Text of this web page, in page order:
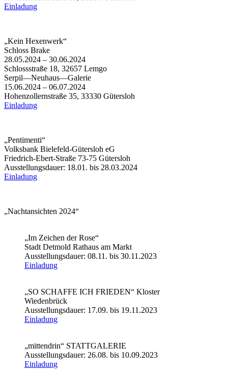
Einladung
„Kein Hexenwerk“
Schloss Brake
28.05.2024 – 30.06.2024
Schlossstraße 18, 32657 Lemgo
Serpil—Neuhaus—Galerie
15.06.2024 – 06.07.2024
Hohenzollernstraße 35, 33330 Gütersloh
Einladung
„Pentimenti“
Volksbank Bielefeld-Gütersloh eG
Friedrich-Ebert-Straße 73-75 Gütersloh
Ausstellungsdauer: 18.01. bis 28.03.2024
Einladung
„Nachtansichten 2024“
„Im Zeichen der Rose“
Stadt Detmold Rathaus am Markt
Ausstellungsdauer: 08.11. bis 30.11.2023
Einladung
„SO SCHAFFE ICH FRIEDEN“ Kloster
Wiedenbrück
Ausstellungsdauer: 17.09. bis 19.11.2023
Einladung
„mittendrin“ STATTGALERIE
Ausstellungsdauer: 26.08. bis 10.09.2023
Einladung